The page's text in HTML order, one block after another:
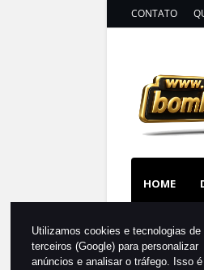
Utilizamos cookies e tecnologias de
terceiros (Google) para personalizar
anúncios e analisar o tráfego. Isso
CONTATO
HOME